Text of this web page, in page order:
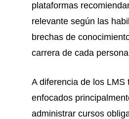
plataformas
relevante según las
brechas de
carrera de cada
A diferencia de los LMS
enfocados
administrar cursos